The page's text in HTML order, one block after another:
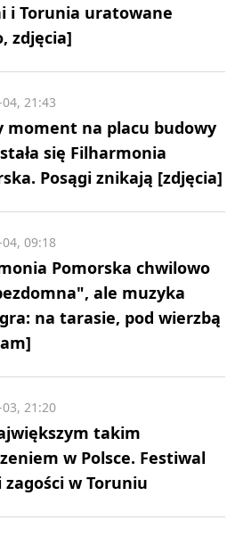
i Torunia uratowane
zdjęcia]
moment na placu budowy
się Filharmonia
Posągi znikają [zdjęcia]
21:43
Pomorska chwilowo
ale muzyka
na tarasie, pod wierzbą
09:18
takim
w Polsce. Festiwal
zagości w Toruniu
21:20